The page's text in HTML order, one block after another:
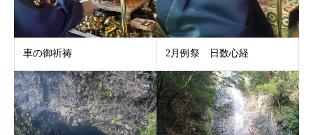
車の御祈祷 2月例祭 日数心経